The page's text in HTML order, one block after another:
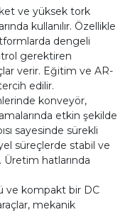
ve yüksek tork
kullanılır. Özellikle
dengeli
gerektiren
verir. Eğitim ve AR-
edilir.
konveyör,
etkin şekilde
sayesinde sürekli
süreçlerde stabil ve
hatlarında
ve kompakt bir DC
mekanik